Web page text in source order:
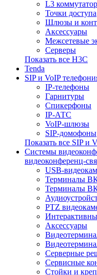
L3
Точки доступа
Шлюзы и
Аксессуары
Межсетевые
Серверы
Показать все H3C
Tenda
SIP и VoIP
IP-телефоны
Гарнитуры
Спикерфоны
IP-АТС
VoIP-шлюзы
SIP-домофоны
Показать все SIP и
Системы
видеоконференц-
USB-
Терминалы
Терминалы
PTZ
Аксессуары
Серверные
Сервисные
Стойки и